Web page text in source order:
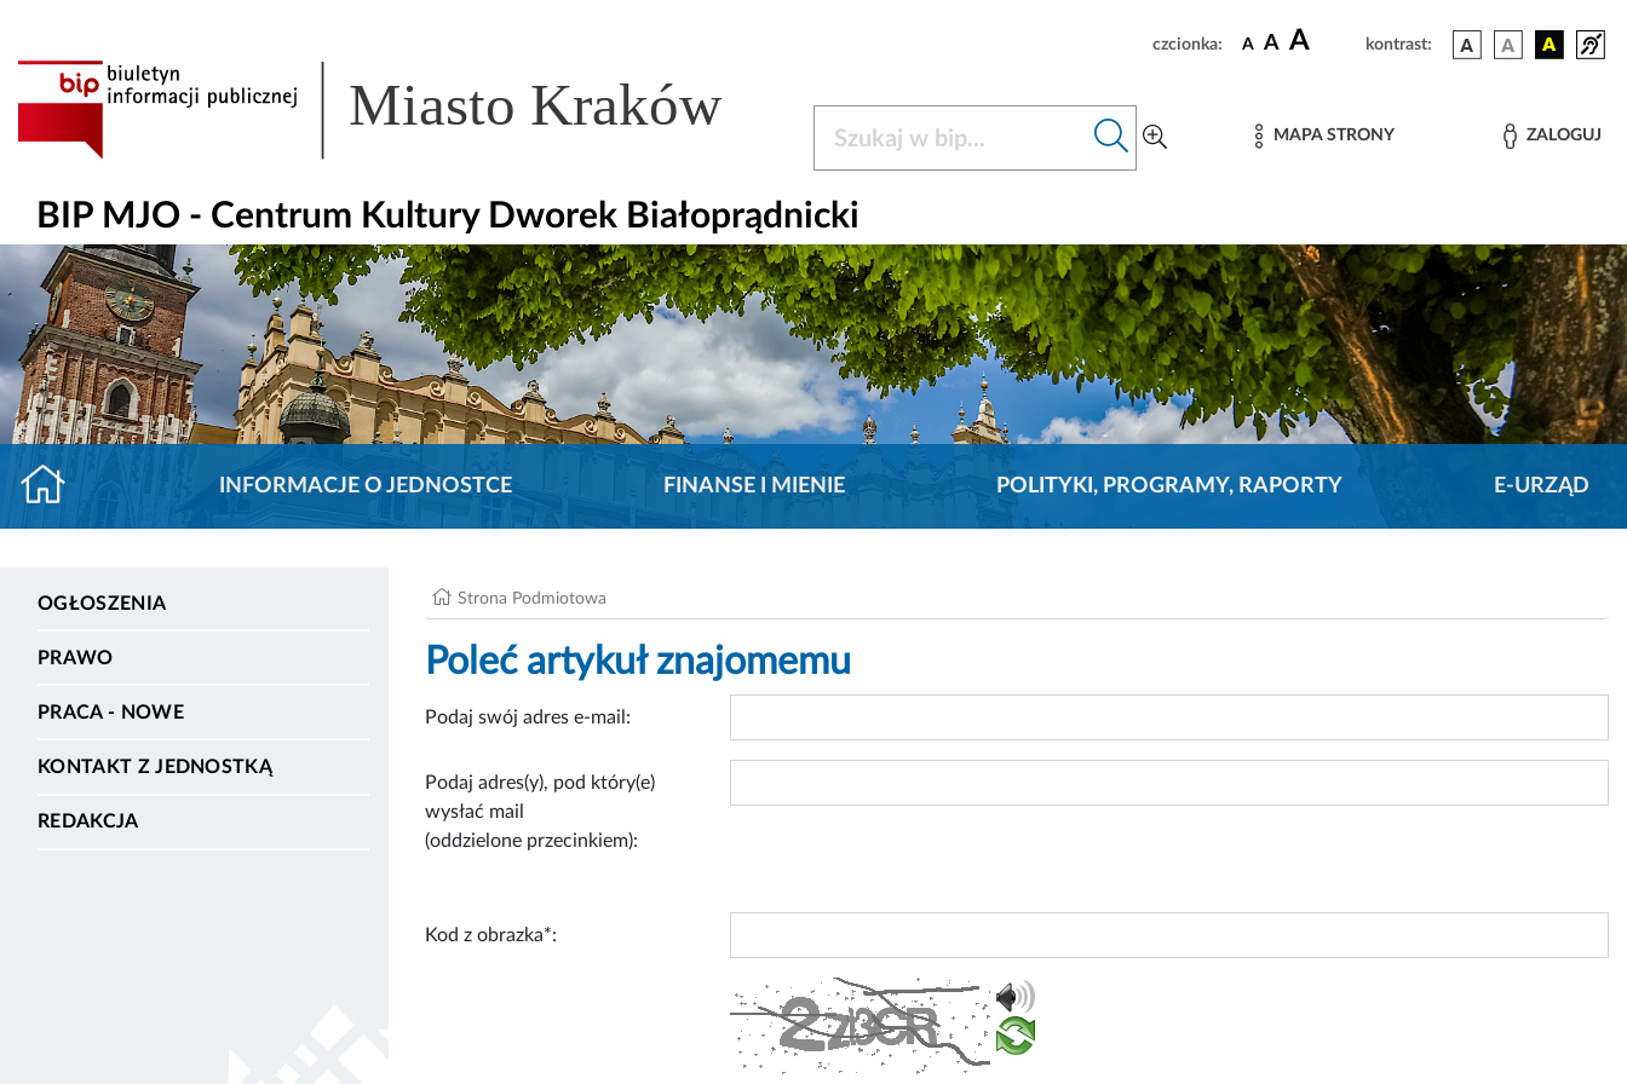
czcionka: A A A kontrast:
Miasto Kraków MAPA STRONY ZALOGUJ
BIP MJO - Centrum Kultury Dworek Białoprądnicki
INFORMACJE O JEDNOSTCE FINANSE I MIENIE POLITYKI, PROGRAMY, RAPORTY E-URZĄD
OGŁOSZENIA
PRAWO
PRACA - NOWE
KONTAKT Z JEDNOSTKĄ
REDAKCJA
Strona Podmiotowa
Poleć artykuł znajomemu
Podaj swój adres e-mail:
Podaj adres(y), pod który(e)
wysłać mail
(oddzielone przecinkiem):
Kod z obrazka*: